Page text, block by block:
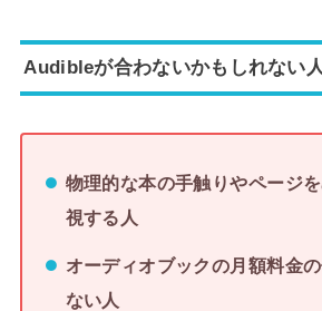
Audibleが合わないかもしれない
物理的な本の手触りやページ
視する人
オーディオブックの月額料金
ない人